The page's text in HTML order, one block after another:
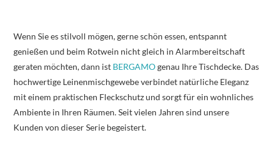
Wenn Sie es stilvoll mögen, gerne schön essen, entspannt
genießen und beim Rotwein nicht gleich in Alarmbereitschaft
geraten möchten, dann ist BERGAMOgenau Ihre Tischdecke. Das
hochwertige Leinenmischgewebe verbindet natürliche Eleganz
mit einem praktischen Fleckschutz und sorgt für ein wohnliches
Ambiente in Ihren Räumen. Seit vielen Jahren sind unsere
Kunden von dieser Serie begeistert.